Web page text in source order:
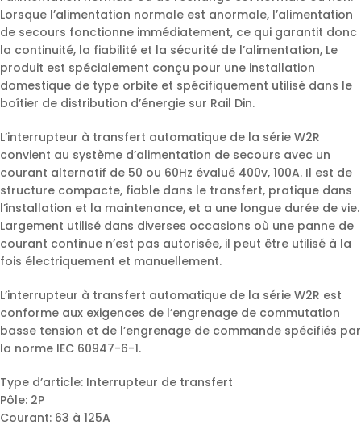
Lorsque l’alimentation normale est anormale, l’alimentation
de secours fonctionne immédiatement, ce qui garantit donc
la continuité, la fiabilité et la sécurité de l’alimentation, Le
produit est spécialement conçu pour une installation
domestique de type orbite et spécifiquement utilisé dans le
boîtier de distribution d’énergie sur Rail Din.
L’interrupteur à transfert automatique de la série W2R
convient au système d’alimentation de secours avec un
courant alternatif de 50 ou 60Hz évalué 400v, 100A. Il est de
structure compacte, fiable dans le transfert, pratique dans
l’installation et la maintenance, et a une longue durée de vie.
Largement utilisé dans diverses occasions où une panne de
courant continue n’est pas autorisée, il peut être utilisé à la
fois électriquement et manuellement.
L’interrupteur à transfert automatique de la série W2R est
conforme aux exigences de l’engrenage de commutation
basse tension et de l’engrenage de commande spécifiés par
la norme IEC 60947-6-1.
Type d’article: Interrupteur de transfert
Pôle: 2P
Courant: 63 à 125A